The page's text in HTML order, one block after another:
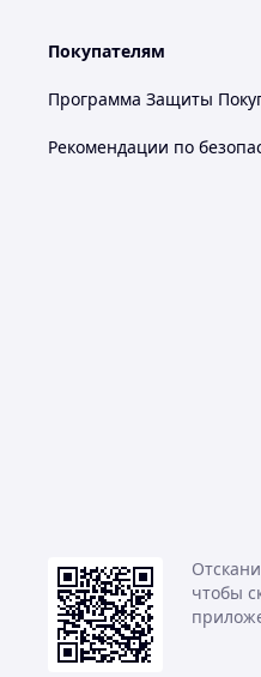
Покупателям
Программа Защиты
Рекомендации по
чтобы